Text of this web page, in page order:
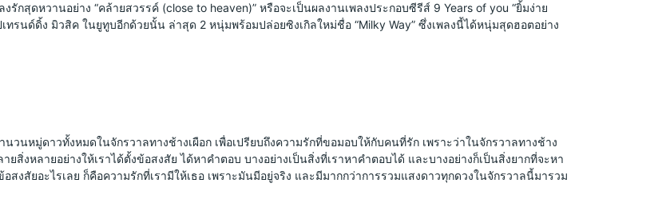
รักสุดหวานอย่าง “คล้ายสวรรค์ (close to heaven)” หรือจะเป็นผลงานเพลงประกอบซีรีส์ 9 Years of you “ยิ้มง่าย
ทรนด์ดิ้ง มิวสิค ในยูทูบอีกด้วยนั้น ล่าสุด 2 หนุ่มพร้อมปล่อยซิงเกิลใหม่ชื่อ “Milky Way” ซึ่งเพลงนี้ได้หนุ่มสุดฮอตอย่าง
วนหมู่ดาวทั้งหมดในจักรวาลทางช้างเผือก เพื่อเปรียบถึงความรักที่ขอมอบให้กับคนที่รัก เพราะว่าในจักรวาลทางช้าง
สิ่งหลายอย่างให้เราได้ตั้งข้อสงสัย ได้หาคำตอบ บางอย่างเป็นสิ่งที่เราหาคำตอบได้ และบางอย่างก็เป็นสิ่งยากที่จะหา
งสัยอะไรเลย ก็คือความรักที่เรามีให้เธอ เพราะมันมีอยู่จริง และมีมากกว่าการรวมแสงดาวทุกดวงในจักรวาลนี้มารวม